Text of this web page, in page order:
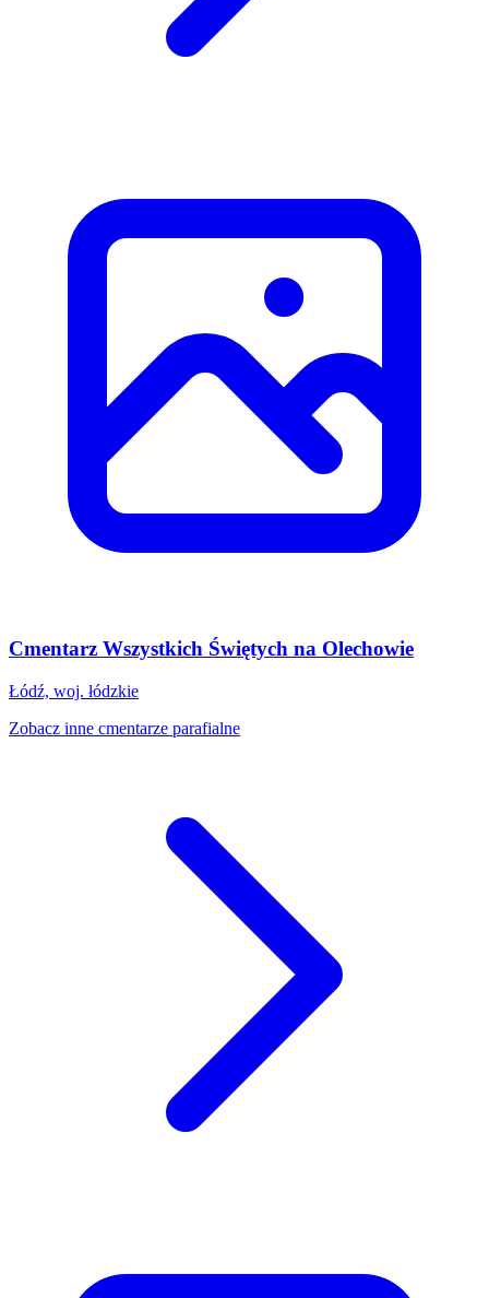
Cmentarz Wszystkich Świętych na Olechowie
Łódź, woj. łódzkie
Zobacz inne cmentarze parafialne